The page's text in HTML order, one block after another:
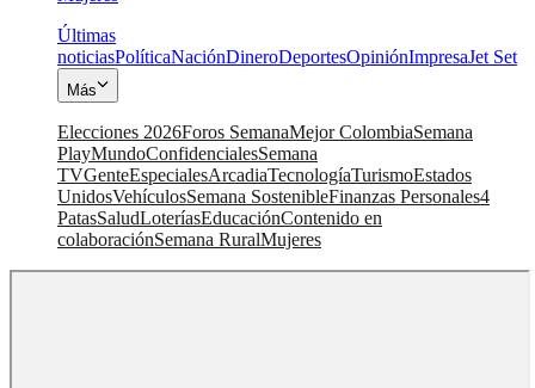
Últimas
noticiasPolíticaNaciónDineroDeportesOpiniónImpresaJet Set
Más
Elecciones 2026Foros SemanaMejor ColombiaSemana
PlayMundoConfidencialesSemana
TVGenteEspecialesArcadiaTecnologíaTurismoEstados
UnidosVehículosSemana SostenibleFinanzas Personales4
PatasSaludLoteríasEducaciónContenido en
colaboraciónSemana RuralMujeres